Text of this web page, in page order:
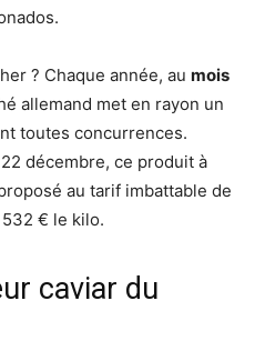
? Chaque année, au mois
allemand met en rayon un
toutes concurrences.
décembre, ce produit à
au tarif imbattable de
€ le kilo.
caviar du